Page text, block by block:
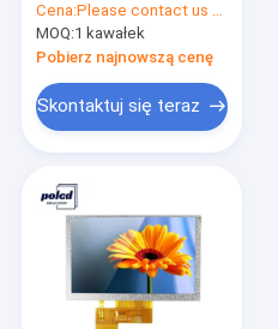
ekran LCD do
komputera PC
ISO9001
Cena:Please contact us for latest price
MOQ:1 kawałek
Pobierz najnowszą cenę
Skontaktuj się teraz